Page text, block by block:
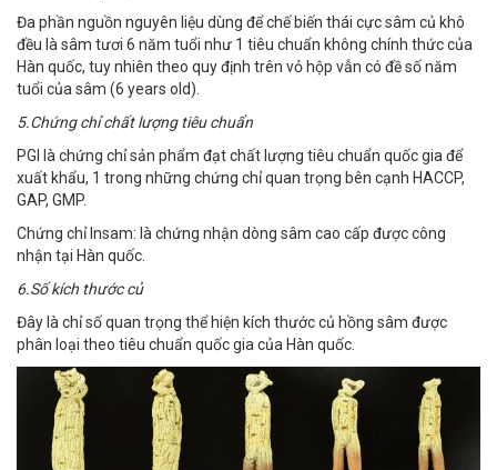
Đa phần nguồn nguyên liệu dùng để chế biến thái cực sâm củ khô
đều là sâm tươi 6 năm tuổi như 1 tiêu chuẩn không chính thức của
Hàn quốc, tuy nhiên theo quy định trên vỏ hộp vẫn có đề số năm
tuổi của sâm (6 years old).
5.Chứng chỉ chất lượng tiêu chuẩn
PGI là chứng chỉ sản phẩm đạt chất lượng tiêu chuẩn quốc gia để
xuất khẩu, 1 trong những chứng chỉ quan trọng bên cạnh HACCP,
GAP, GMP.
Chứng chỉ Insam: là chứng nhận dòng sâm cao cấp được công
nhận tại Hàn quốc.
6.Số kích thước củ
Đây là chỉ số quan trọng thể hiện kích thước củ hồng sâm được
phân loại theo tiêu chuẩn quốc gia của Hàn quốc.